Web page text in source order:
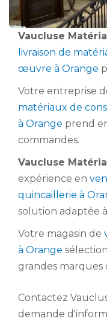
Vaucluse
livraison de
œuvre à Orange
Votre entreprise
matériaux de
à Orange prend
commandes.
Vaucluse
expérience en
quincaillerie à
solution adaptée à
Votre magasin de
à Orange
grandes marques
Contactez
demande